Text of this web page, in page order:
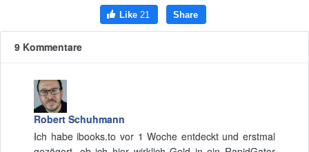
9 Kommentare
Robert Schuhmann
Ich habe ibooks.to vor 1 Woche entdeckt und erstmal